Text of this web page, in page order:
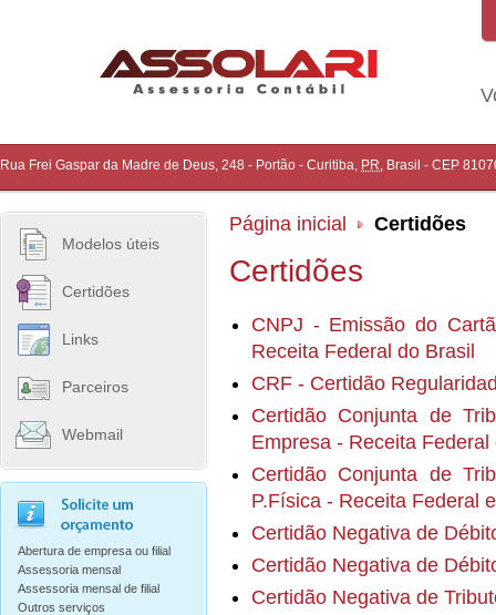
Rua Frei Gaspar da Madre de Deus, 248 - Portão - Curitiba, PR, Brasil - CEP
Modelos úteis
Certidões
Links
Parceiros
Webmail
Abertura de empresa ou filial
Assessoria mensal
Assessoria mensal de filial
Outros serviços
Página inicial Certidões
Certidões
CNPJ - Emissão do
Receita Federal do Brasil
CRF - Certidão
Certidão Conjunta de
Empresa - Receita Federal
Certidão Conjunta de
P.Física - Receita Federal
Certidão Negativa de
Certidão Negativa de
Certidão Negativa de